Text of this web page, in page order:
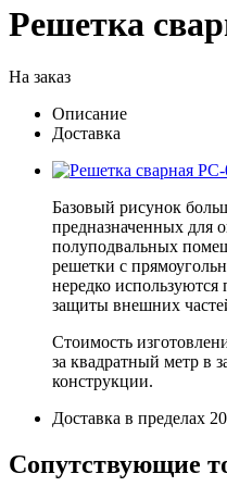
Решетка
На заказ
Описание
Доставка
Базовый рисунок
предназначенных для
полуподвальных
решетки с
нередко
защиты внешних
Стоимость
за квадратный метр в
конструкции.
Доставка в пределах
Сопутствующие